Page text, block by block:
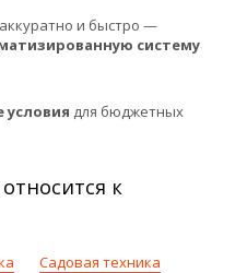
и быстро —
систему
условия для бюджетных
к
Садовая техника